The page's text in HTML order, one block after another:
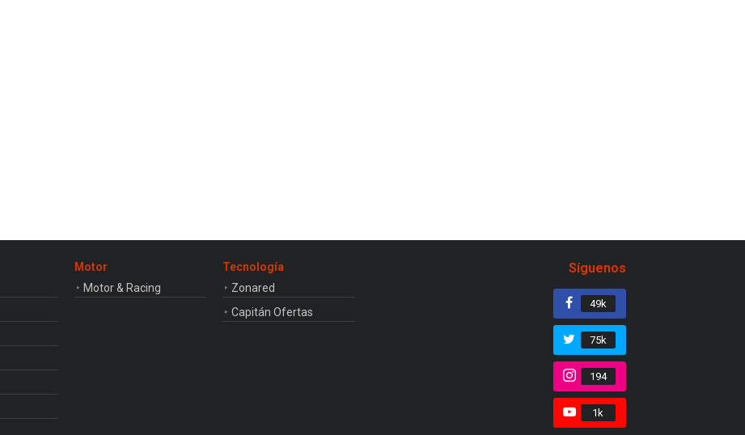
Motor
Motor & Racing
Tecnología
Zonared
Capitán Ofertas
Síguenos
49k
75k
194
1k